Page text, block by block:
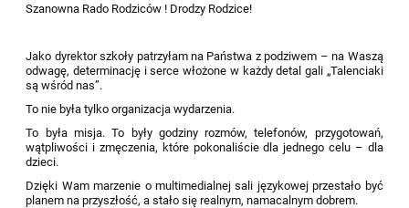
Szanowna Rado Rodziców ! Drodzy Rodzice!
Jako dyrektor szkoły patrzyłam na Państwa z podziwem – na Waszą
odwagę, determinację i serce włożone w każdy detal gali „Talenciaki
są wśród nas”.
To nie była tylko organizacja wydarzenia.
To była misja. To były godziny rozmów, telefonów, przygotowań,
wątpliwości i zmęczenia, które pokonaliście dla jednego celu – dla
dzieci.
Dzięki Wam marzenie o multimedialnej sali językowej przestało być
planem na przyszłość, a stało się realnym, namacalnym dobrem.